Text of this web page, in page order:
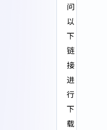
问
以
下
链
接
进
行
下
载